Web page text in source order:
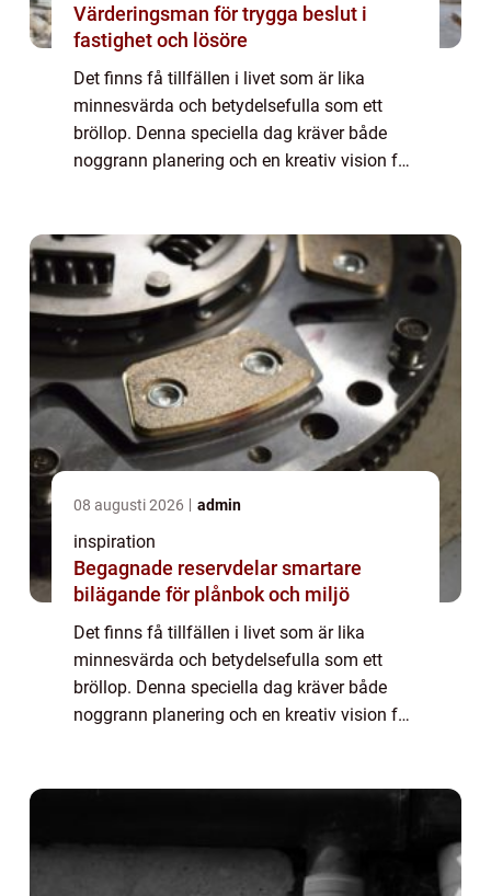
Värderingsman för trygga beslut i
fastighet och lösöre
Det finns få tillfällen i livet som är lika
minnesvärda och betydelsefulla som ett
bröllop. Denna speciella dag kräver både
noggrann planering och en kreativ vision för
08 augusti 2026 admin
inspiration
Begagnade reservdelar smartare
bilägande för plånbok och miljö
Det finns få tillfällen i livet som är lika
minnesvärda och betydelsefulla som ett
bröllop. Denna speciella dag kräver både
noggrann planering och en kreativ vision för